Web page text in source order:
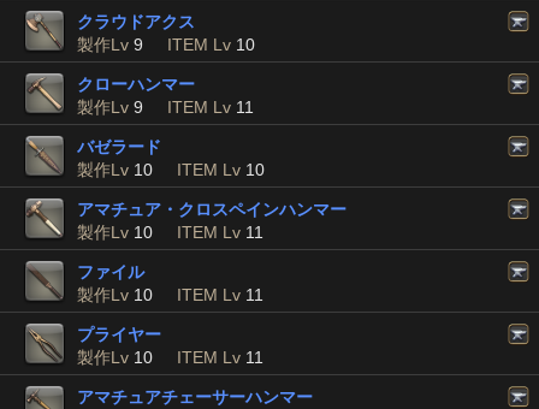
クラウドアクス
製作Lv 9 ITEM Lv 10
クローハンマー
製作Lv 9 ITEM Lv 11
バゼラード
製作Lv 10 ITEM Lv 10
アマチュア・クロスペインハンマー
製作Lv 10 ITEM Lv 11
ファイル
製作Lv 10 ITEM Lv 11
プライヤー
製作Lv 10 ITEM Lv 11
アマチュアチェーサーハンマー